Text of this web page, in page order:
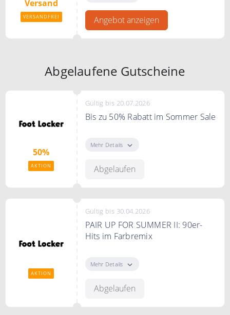
Versand
VERSANDFREI Angebot anzeigen
Abgelaufene Gutscheine
50%
AKTION
Gültig bis 20.07.2026
Bis zu 50% Rabatt im Sommer Sale
Sommer Sale. Lass dir die besten
Mehr Details
Abgelaufen
AKTION
Gültig bis 30.04.2026
PAIR UP FOR SUMMER II: 90er-
Hits im Farbremix
Terrace-Styles von adidas bis Nike
Bedingungen
Mehr Details
Abgelaufen